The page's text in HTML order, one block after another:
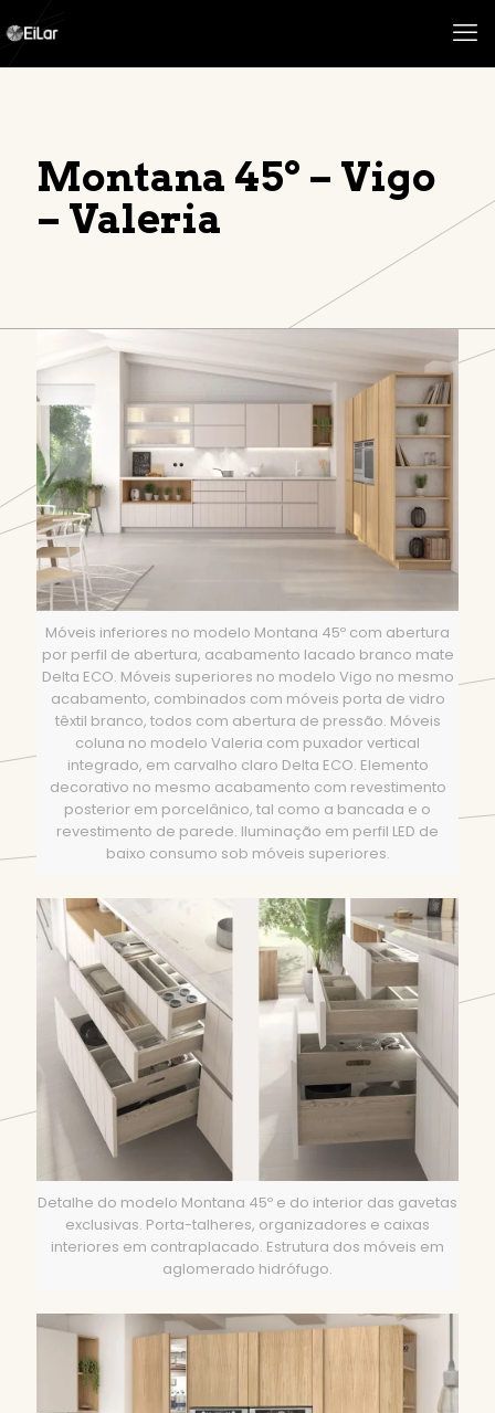
Montana 45º – Vigo
– Valeria
Móveis inferiores no modelo Montana 45º com abertura
por perfil de abertura, acabamento lacado branco mate
Delta ECO. Móveis superiores no modelo Vigo no mesmo
acabamento, combinados com móveis porta de vidro
têxtil branco, todos com abertura de pressão. Móveis
coluna no modelo Valeria com puxador vertical
integrado, em carvalho claro Delta ECO. Elemento
decorativo no mesmo acabamento com revestimento
posterior em porcelânico, tal como a bancada e o
revestimento de parede. Iluminação em perfil LED de
baixo consumo sob móveis superiores.
Detalhe do modelo Montana 45º e do interior das gavetas
exclusivas. Porta-talheres, organizadores e caixas
interiores em contraplacado. Estrutura dos móveis em
aglomerado hidrófugo.